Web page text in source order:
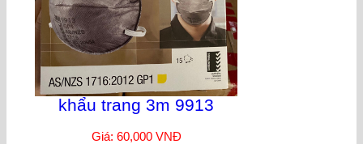
khẩu trang 3m 9913
Giá: 60,000 VNĐ